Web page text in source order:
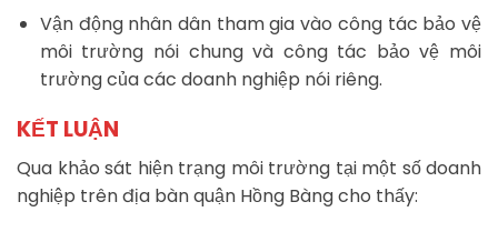
Vận động nhân dân tham gia vào công tác bảo vệ
môi trường nói chung và công tác bảo vệ môi
trường của các doanh nghiệp nói riêng.
KẾT LUẬN
Qua khảo sát hiện trạng môi trường tại một số doanh
nghiệp trên địa bàn quận Hồng Bàng cho thấy: